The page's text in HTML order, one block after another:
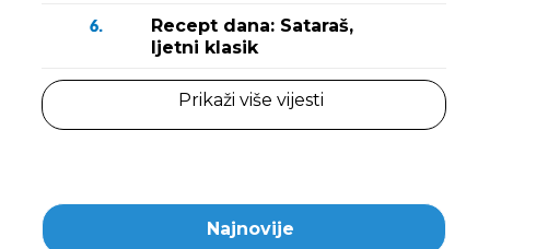
6.
Recept dana: Sataraš,
ljetni klasik
Prikaži više vijesti
Najnovije